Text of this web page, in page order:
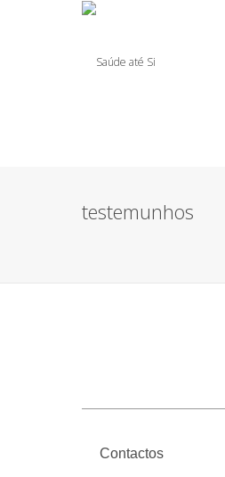
testemunhos
Contactos